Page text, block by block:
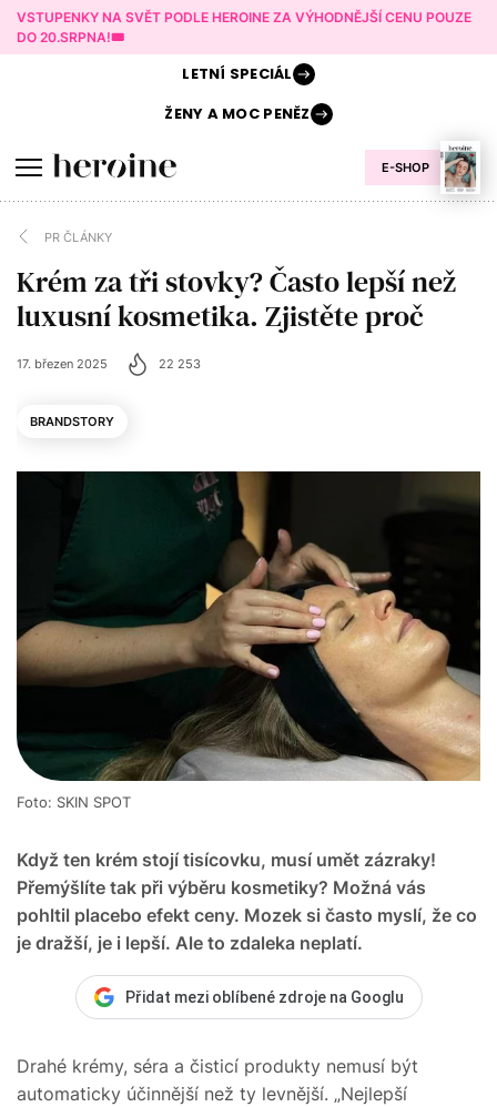
VSTUPENKY NA SVĚT PODLE HEROINE ZA VÝHODNĚJŠÍ CENU POUZE
DO 20.SRPNA!🎟️
E-SHOP
LETNÍ SPECIÁL
ŽENY AMOC PENĚZ
PR ČLÁNKY
Krém za tři stovky? Často lepší než
luxusní kosmetika. Zjistěte proč
17. březen 2025 22 253
BRANDSTORY
Když ten krém stojí tisícovku, musí umět zázraky!
Přemýšlíte tak při výběru kosmetiky? Možná vás
pohltil placebo efekt ceny. Mozek si často myslí, že co
je dražší, je i lepší. Ale to zdaleka neplatí.
Foto: SKIN SPOT
Přidat mezi oblíbené zdroje na Googlu
Drahé krémy, séra a čisticí produkty nemusí být
automaticky účinnější než ty levnější. „Nejlepší